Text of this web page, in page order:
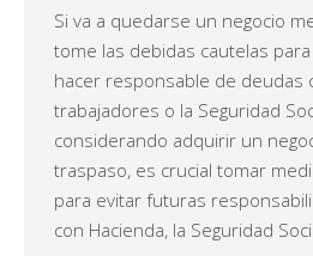
Si va a quedarse un negocio
tome las debidas cautelas
hacer responsable de deudas
trabajadores o la Seguridad
considerando adquirir un
traspaso, es crucial tomar
para evitar futuras
con Hacienda, la Seguridad